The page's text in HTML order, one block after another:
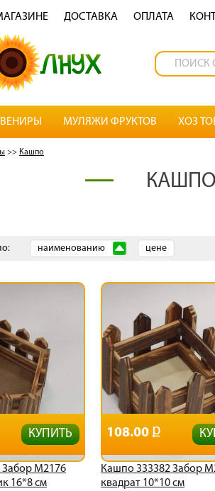
ДОСТАВКА OПЛАТА
МУЛЯЖИ ФРУКТОВ ХОЗ
>> Кашпо
КАШПО
наименованию цене
Забор М2176
16*8 см
КУПИТЬ
Кашпо 333382 Забор
квадрат 10*10 см
108.00